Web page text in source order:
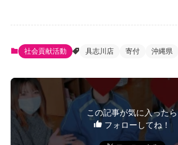
社会貢献活動 具志川店 寄付 沖縄県
この記事が気に入ったら
フォローしてね！